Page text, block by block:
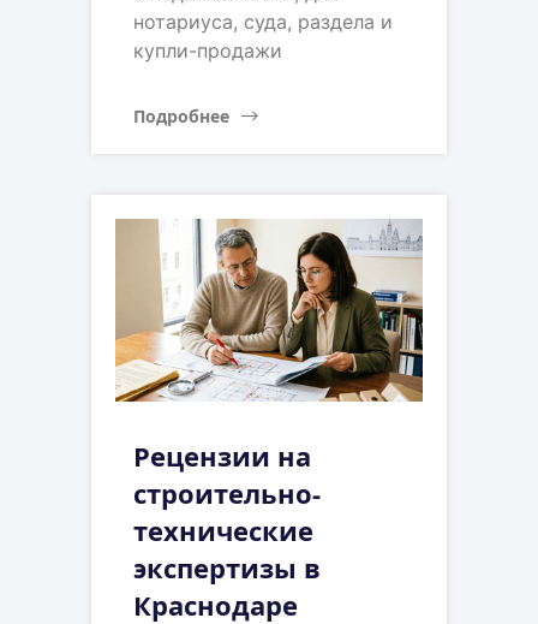
нотариуса, суда, раздела и
купли-продажи
Подробнее
Рецензии на
строительно-
технические
экспертизы в
Краснодаре